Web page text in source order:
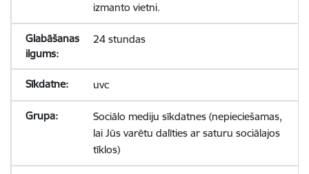
izmanto vietni.
24 stundas
uvc
Sociālo mediju sīkdatnes (nepieciešamas,
lai Jūs varētu dalīties ar saturu sociālajos
tīklos)